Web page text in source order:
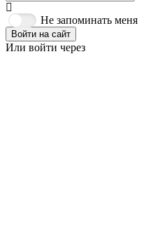
Не запоминать меня
Войти на сайт
Или войти через